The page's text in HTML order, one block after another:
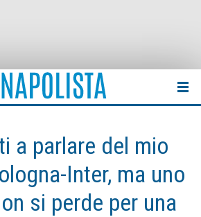
a parlare del mio
Inter, ma uno
si perde per una